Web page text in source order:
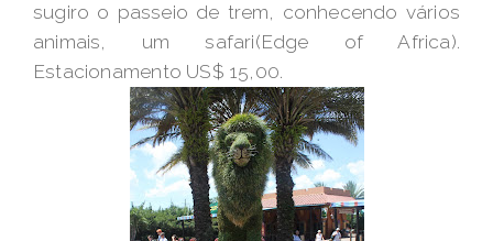
sugiro o passeio de trem, conhecendo vários
animais, um safari(Edge of Africa).
Estacionamento US$ 15,00.